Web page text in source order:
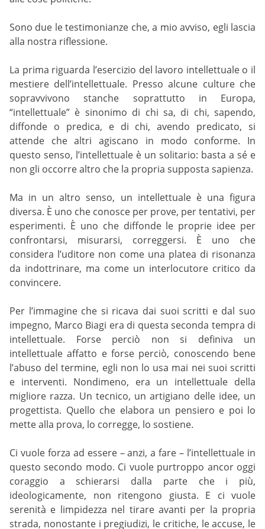
Sono due le testimonianze che, a mio avviso, egli lascia
alla nostra riflessione.
La prima riguarda l’esercizio del lavoro intellettuale o il
mestiere dell’intellettuale. Presso alcune culture che
sopravvivono stanche soprattutto in Europa,
“intellettuale” è sinonimo di chi sa, di chi, sapendo,
diffonde o predica, e di chi, avendo predicato, si
attende che altri agiscano in modo conforme. In
questo senso, l’intellettuale è un solitario: basta a sé e
non gli occorre altro che la propria supposta sapienza.
Ma in un altro senso, un intellettuale è una figura
diversa. È uno che conosce per prove, per tentativi, per
esperimenti. È uno che diffonde le proprie idee per
confrontarsi, misurarsi, correggersi. È uno che
considera l’uditore non come una platea di risonanza
da indottrinare, ma come un interlocutore critico da
convincere.
Per l’immagine che si ricava dai suoi scritti e dal suo
impegno, Marco Biagi era di questa seconda tempra di
intellettuale. Forse perciò non si definiva un
intellettuale affatto e forse perciò, conoscendo bene
l’abuso del termine, egli non lo usa mai nei suoi scritti
e interventi. Nondimeno, era un intellettuale della
migliore razza. Un tecnico, un artigiano delle idee, un
progettista. Quello che elabora un pensiero e poi lo
mette alla prova, lo corregge, lo sostiene.
Ci vuole forza ad essere – anzi, a fare – l’intellettuale in
questo secondo modo. Ci vuole purtroppo ancor oggi
coraggio a schierarsi dalla parte che i più,
ideologicamente, non ritengono giusta. E ci vuole
serenità e limpidezza nel tirare avanti per la propria
strada, nonostante i pregiudizi, le critiche, le accuse, le